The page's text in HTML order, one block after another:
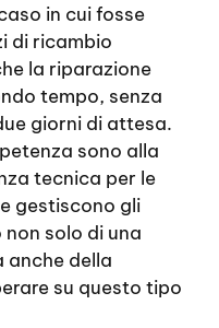
in cui fosse
di ricambio
la riparazione
tempo, senza
giorni di attesa.
sono alla
tecnica per le
gestiscono gli
solo di una
anche della
su questo tipo